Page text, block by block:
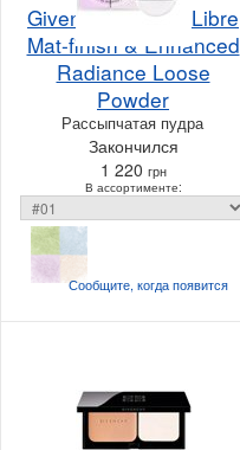
Givenchy Prisme Libre
Mat-finish & Enhanced
Radiance Loose
Powder
Рассыпчатая пудра
Закончился
1 220 грн
В ассортименте:
Сообщите, когдапоявится